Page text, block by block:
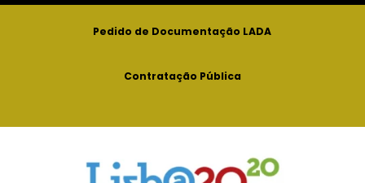
Pedido de Documentação LADA
Contratação Pública